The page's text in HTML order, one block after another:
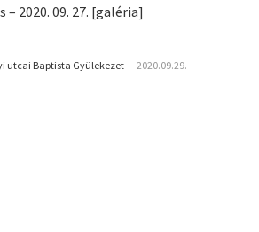
– 2020. 09. 27. [galéria]
utcai Baptista Gyülekezet – 2020.09.29.